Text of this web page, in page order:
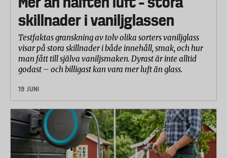
Fyra lager av varje papperssort lades samman. Detta
fixerades och 0,5 ml vatten hälldes på. Labbet mätte
sedan vilken kraft som krävdes för att penetrera det
fuktiga pappret.
• Paneltest
bedömde papprets lenhet och om papprets rivs av
som man önskar. Panelen fick inte veta vilket
papper som var vilket.
skillnader i vaniljglassen
Testfaktas granskning av tolv olika sorters vaniljglass
visar på stora skillnader i både innehåll, smak, och hur
man fått till själva vaniljsmaken. Dyrast är inte alltid
godast – och billigast kan vara mer luft än glass.
19 JUNI